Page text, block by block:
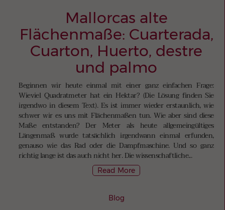
Mallorcas alte
Flächenmaße: Cuarterada,
Cuarton, Huerto, destre
und palmo
Beginnen wir heute einmal mit einer ganz einfachen Frage:
Wieviel Quadratmeter hat ein Hektar? (Die Lösung finden Sie
irgendwo in diesem Text). Es ist immer wieder erstaunlich, wie
schwer wir es uns mit Flächenmaßen tun. Wie aber sind diese
Maße entstanden? Der Meter als heute allgemeingültiges
Längenmaß wurde tatsächlich irgendwann einmal erfunden,
genauso wie das Rad oder die Dampfmaschine. Und so ganz
richtig lange ist das auch nicht her. Die wissenschaftliche...
Read More
Blog